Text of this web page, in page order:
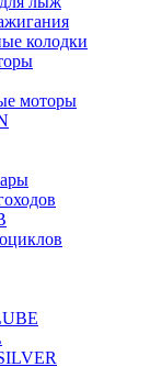
колодки
моторы